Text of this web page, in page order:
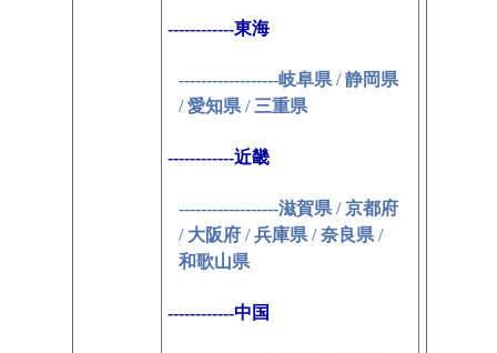
------------東海
------------------岐阜県 /静岡県
/愛知県 / 三重県
------------近畿
------------------滋賀県 /京都府
/ 大阪府 /兵庫県 /奈良県 /
和歌山県
------------中国